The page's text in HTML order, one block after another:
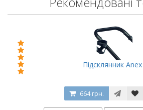
Підсклянник Anex
664 грн.